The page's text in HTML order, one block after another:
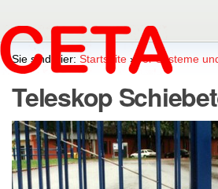
Sie sind hier: Startseite › Tor Systeme
Teleskop